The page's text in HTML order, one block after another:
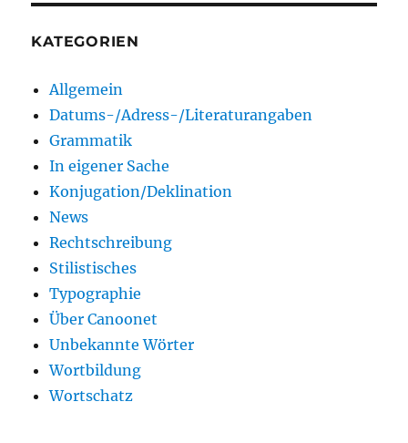
KATEGORIEN
Allgemein
Datums-/Adress-/Literaturangaben
Grammatik
In eigener Sache
Konjugation/Deklination
News
Rechtschreibung
Stilistisches
Typographie
Über Canoonet
Unbekannte Wörter
Wortbildung
Wortschatz